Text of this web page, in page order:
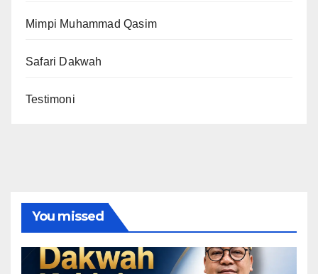
Mimpi Muhammad Qasim
Safari Dakwah
Testimoni
You missed